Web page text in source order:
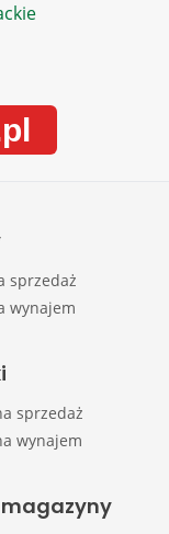
sprzedaż
wynajem
sprzedaż
wynajem
magazyny